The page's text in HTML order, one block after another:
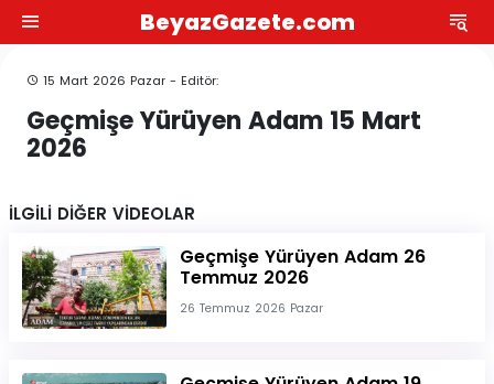
BeyazGazete.com
15 Mart 2026 Pazar - Editör:
Geçmişe Yürüyen Adam 15 Mart
2026
İLGİLİ DİĞER VİDEOLAR
Geçmişe Yürüyen Adam 26
Temmuz 2026
26 Temmuz 2026 Pazar